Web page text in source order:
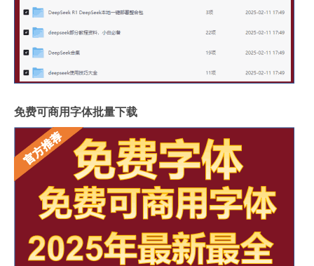
免费可商用字体批量下载